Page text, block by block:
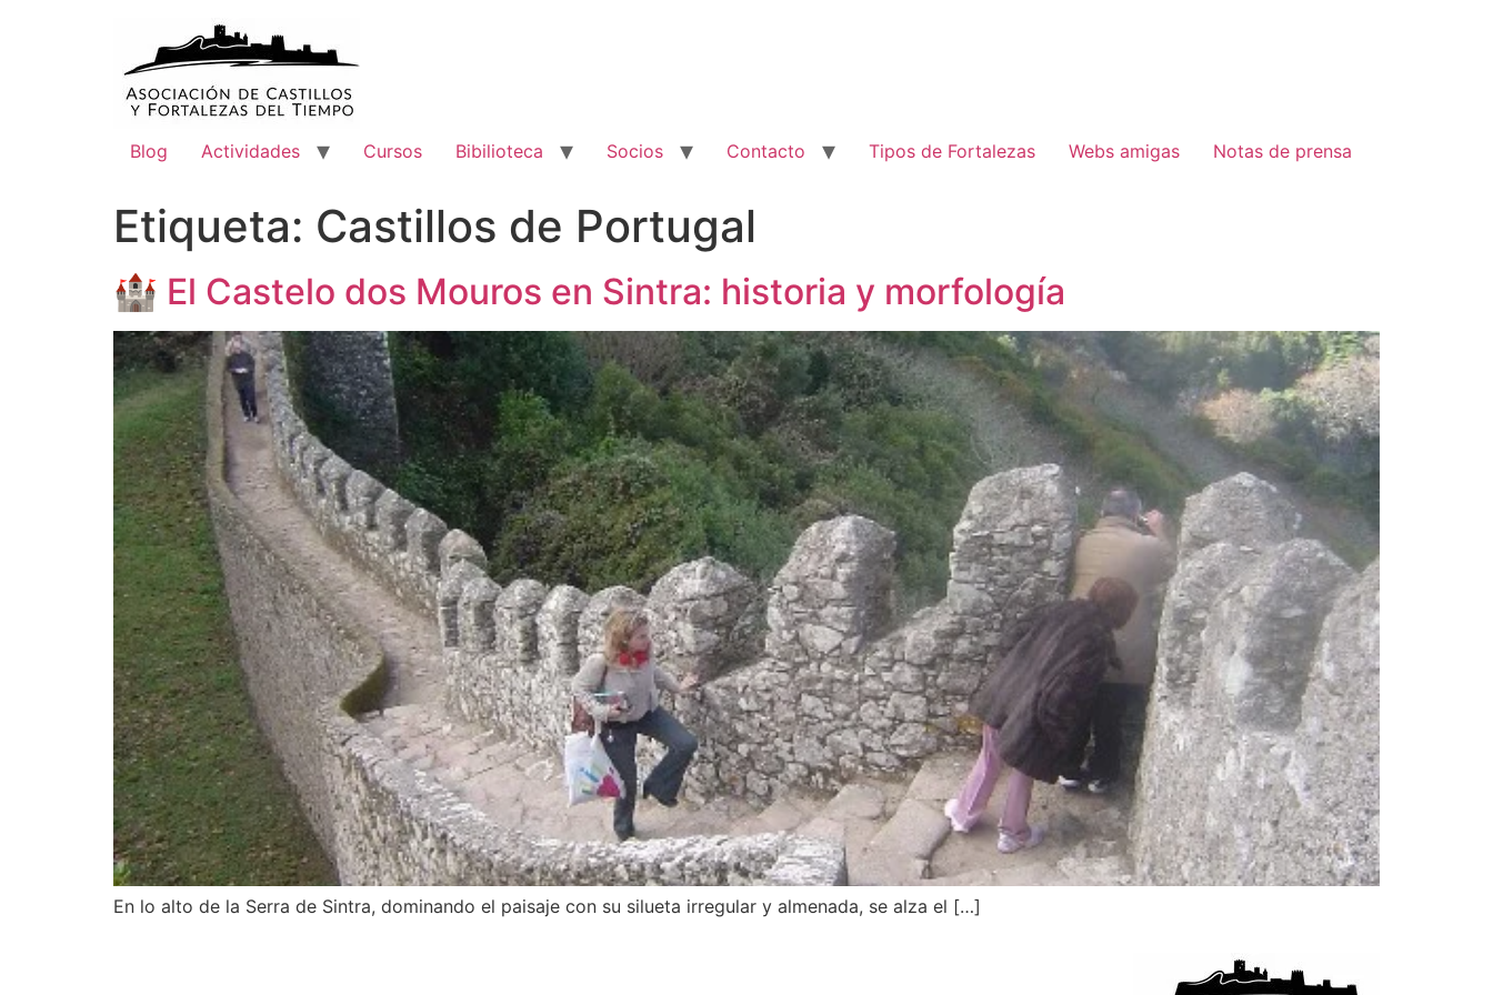
Blog Actividades Cursos Bibilioteca Socios Contacto Tipos de Fortalezas Webs amigas Notas de prensa
Etiqueta: Castillos de Portugal
🏰 El Castelo dos Mouros en Sintra: historia y morfología
En lo alto de la Serra de Sintra, dominando el paisaje con su silueta irregular y almenada, se alza el […]